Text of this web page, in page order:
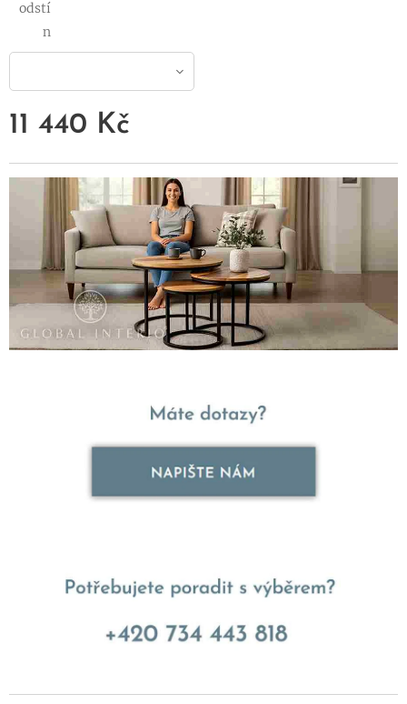
odstí
n
11 440 Kč